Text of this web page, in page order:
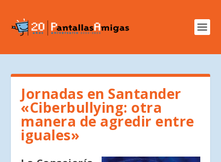
Jornadas en Santander
«Ciberbullying: otra
manera de agredir entre
iguales»